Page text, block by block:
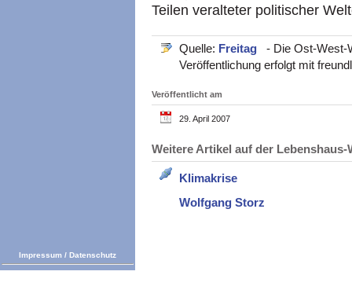
Teilen veralteter politischer
Quelle: Freitag
- Die Ost-West-
Veröffentlichung erfolgt mit
Veröffentlicht am
29. April 2007
Weitere Artikel auf der
Klimakrise
Wolfgang Storz
Impressum / Datenschutz